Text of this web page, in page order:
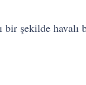
şekilde